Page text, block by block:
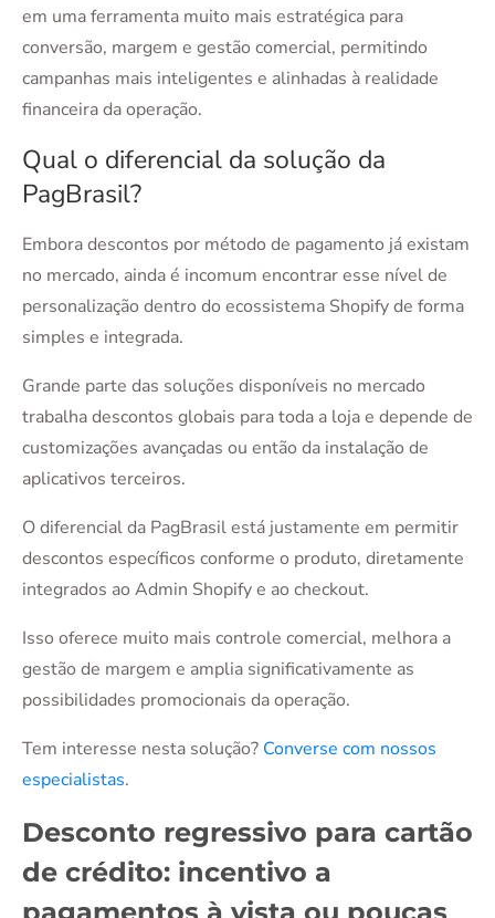
em uma ferramenta muito mais estratégica para
conversão, margem e gestão comercial, permitindo
campanhas mais inteligentes e alinhadas à realidade
financeira da operação.
Qual o diferencial da solução da
PagBrasil?
Embora descontos por método de pagamento já existam
no mercado, ainda é incomum encontrar esse nível de
personalização dentro do ecossistema Shopify de forma
simples e integrada.
Grande parte das soluções disponíveis no mercado
trabalha descontos globais para toda a loja e depende de
customizações avançadas ou então da instalação de
aplicativos terceiros.
O diferencial da PagBrasil está justamente em permitir
descontos específicos conforme o produto, diretamente
integrados ao Admin Shopify e ao checkout.
Isso oferece muito mais controle comercial, melhora a
gestão de margem e amplia significativamente as
possibilidades promocionais da operação.
Tem interesse nesta solução? Converse com nossos
especialistas.
Desconto regressivo para cartão
de crédito: incentivo a